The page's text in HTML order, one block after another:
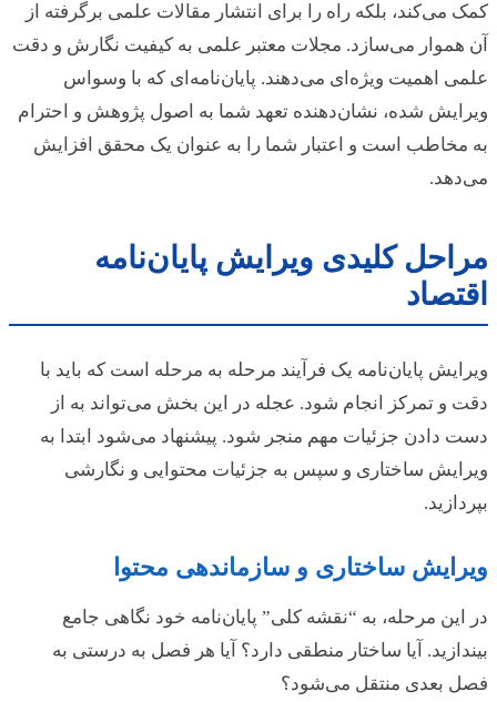
کمک می‌کند، بلکه راه را برای انتشار مقالات علمی برگرفته از
آن هموار می‌سازد. مجلات معتبر علمی به کیفیت نگارش و دقت
علمی اهمیت ویژه‌ای می‌دهند. پایان‌نامه‌ای که با وسواس
ویرایش شده، نشان‌دهنده تعهد شما به اصول پژوهش و احترام
به مخاطب است و اعتبار شما را به عنوان یک محقق افزایش
می‌دهد.
مراحل کلیدی ویرایش پایان‌نامه
اقتصاد
ویرایش پایان‌نامه یک فرآیند مرحله به مرحله است که باید با
دقت و تمرکز انجام شود. عجله در این بخش می‌تواند به از
دست دادن جزئیات مهم منجر شود. پیشنهاد می‌شود ابتدا به
ویرایش ساختاری و سپس به جزئیات محتوایی و نگارشی
بپردازید.
ویرایش ساختاری و سازماندهی محتوا
در این مرحله، به “نقشه کلی” پایان‌نامه خود نگاهی جامع
بیندازید. آیا ساختار منطقی دارد؟ آیا هر فصل به درستی به
فصل بعدی منتقل می‌شود؟